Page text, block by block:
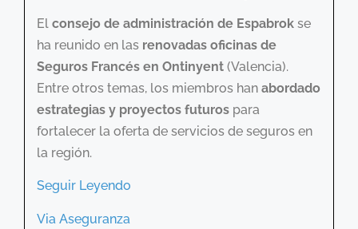
El consejo de administración de Espabrok se
ha reunido en las renovadas oficinas de
Seguros Francés en Ontinyent (Valencia).
Entre otros temas, los miembros han abordado
estrategias y proyectos futuros para
fortalecer la oferta de servicios de seguros en
la región.
Seguir Leyendo
Via Aseguranza